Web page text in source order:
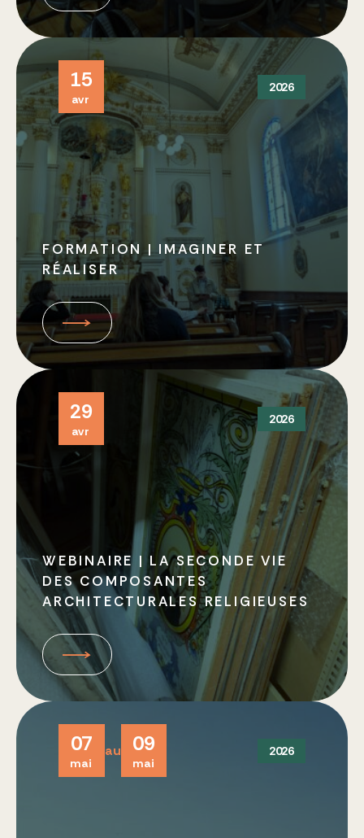
15
avr
2026
FORMATION | IMAGINER ET
RÉALISER
29
avr
2026
WEBINAIRE | LA SECONDE VIE
DES COMPOSANTES
ARCHITECTURALES RELIGIEUSES
07
mai
au 09
mai
2026